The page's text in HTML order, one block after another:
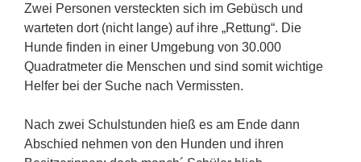
Zwei Personen versteckten sich im Gebüsch und
warteten dort (nicht lange) auf ihre „Rettung“. Die
Hunde finden in einer Umgebung von 30.000
Quadratmeter die Menschen und sind somit wichtige
Helfer bei der Suche nach Vermissten.
Nach zwei Schulstunden hieß es am Ende dann
Abschied nehmen von den Hunden und ihren